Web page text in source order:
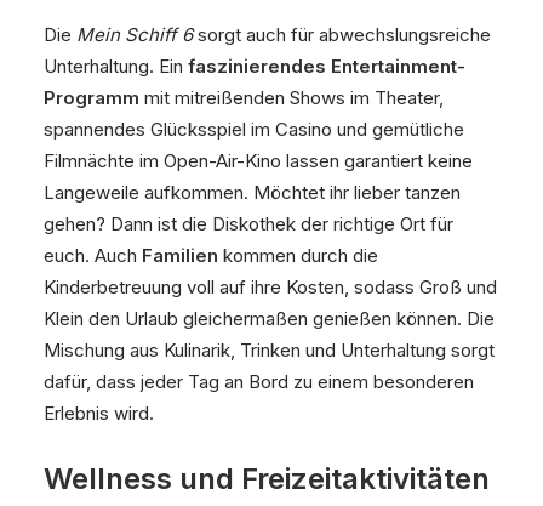
Die Mein Schiff 6sorgt auch für abwechslungsreiche
Unterhaltung. Ein faszinierendes Entertainment-
Programm mit mitreißenden Shows im Theater,
spannendes Glücksspiel im Casino und gemütliche
Filmnächte im Open-Air-Kino lassen garantiert keine
Langeweile aufkommen. Möchtet ihr lieber tanzen
gehen? Dann ist die Diskothek der richtige Ort für
euch. Auch Familien kommen durch die
Kinderbetreuung voll auf ihre Kosten, sodass Groß und
Klein den Urlaub gleichermaßen genießen können. Die
Mischung aus Kulinarik, Trinken und Unterhaltung sorgt
dafür, dass jeder Tag an Bord zu einem besonderen
Erlebnis wird.
Wellness und Freizeitaktivitäten